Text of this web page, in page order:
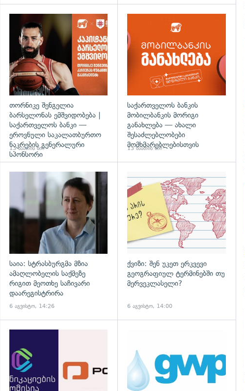
თორნიკე შენგელია
ბარსელონას ემშვიდობება |
საქართველოს ბანკი —
ეროვნული საკალათბურთო
ნაკრების გენერალური
სპონსორი
13 საათის წინ
საქართველოს ბანკის
მობილბანკის მორიგი
განახლება — ახალი
შესაძლებლობები
მომხმარებლებისთვის
13 საათის წინ
გადახედვა
საია: სტრასბურგმა მზია
ამაღლობელის საქმეზე
რიგით მეოთხე საჩივარი
დაარეგისტრირა
6 აგვისტო, 14:26
ქვიზი: შენ უკეთ ერკვევი
გეოგრაფიულ ტერმინებში თუ
მერვეკლასელი?
6 აგვისტო, 14:00